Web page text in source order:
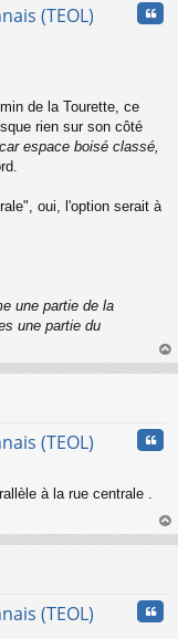
(TEOL)
de la Tourette, ce
rien sur son côté
espace boisé classé,
oui, l'option serait à
une partie de la
une partie du
au
(TEOL)
à la rue centrale .
au
(TEOL)